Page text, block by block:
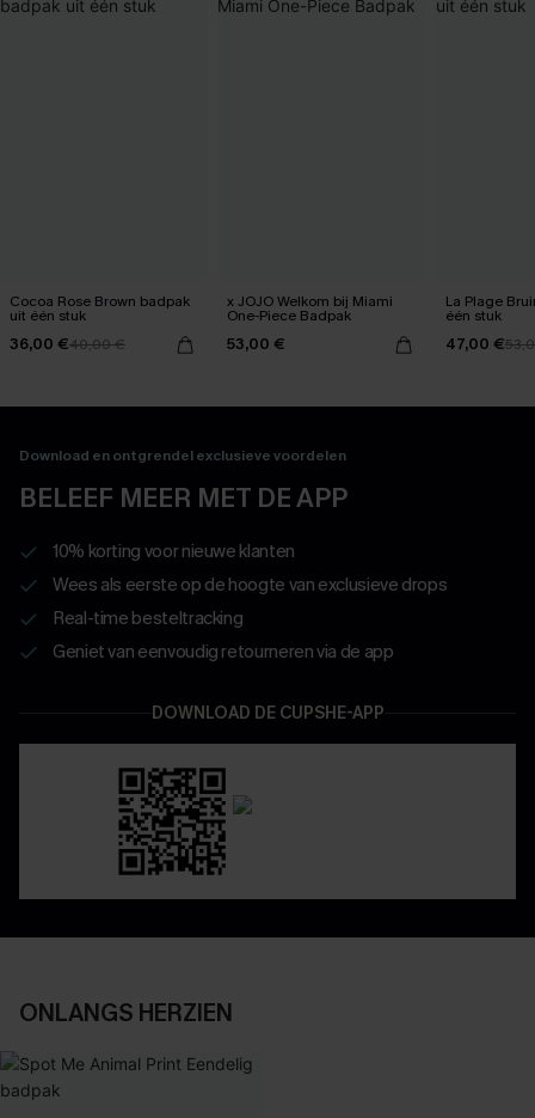
Cocoa Rose Brown badpak
uit één stuk
36,00 €40,00 €
x JOJO Welkom bij Miami
One-Piece Badpak
53,00 €
La Plage
één stuk
47,00 €
Download en ontgrendel exclusieve voordelen
BELEEF MEER MET DE APP
10% korting voor nieuwe klanten
Wees als eerste op de hoogte van exclusieve drops
Real-time besteltracking
Geniet van eenvoudig retourneren via de app
DOWNLOAD DE CUPSHE-APP
ONLANGS HERZIEN